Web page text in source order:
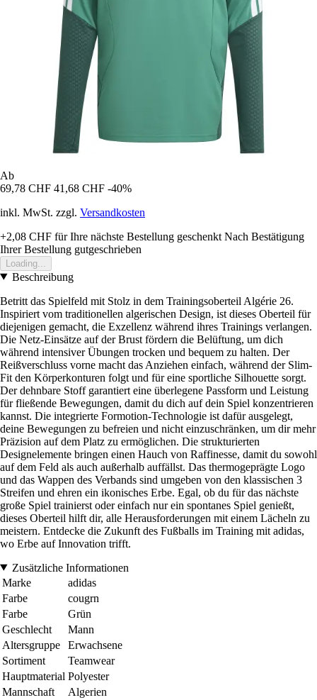
Ab
69,78 CHF 41,68 CHF -40%
inkl. MwSt. zzgl. Versandkosten
+2,08 CHF für Ihre nächste Bestellung geschenkt Nach Bestätigung
Ihrer Bestellung gutgeschrieben
Loading...
Beschreibung
Betritt das Spielfeld mit Stolz in dem Trainingsoberteil Algérie 26.
Inspiriert vom traditionellen algerischen Design, ist dieses Oberteil für
diejenigen gemacht, die Exzellenz während ihres Trainings verlangen.
Die Netz-Einsätze auf der Brust fördern die Belüftung, um dich
während intensiver Übungen trocken und bequem zu halten. Der
Reißverschluss vorne macht das Anziehen einfach, während der Slim-
Fit den Körperkonturen folgt und für eine sportliche Silhouette sorgt.
Der dehnbare Stoff garantiert eine überlegene Passform und Leistung
für fließende Bewegungen, damit du dich auf dein Spiel konzentrieren
kannst. Die integrierte Formotion-Technologie ist dafür ausgelegt,
deine Bewegungen zu befreien und nicht einzuschränken, um dir mehr
Präzision auf dem Platz zu ermöglichen. Die strukturierten
Designelemente bringen einen Hauch von Raffinesse, damit du sowohl
auf dem Feld als auch außerhalb auffällst. Das thermogeprägte Logo
und das Wappen des Verbands sind umgeben von den klassischen 3
Streifen und ehren ein ikonisches Erbe. Egal, ob du für das nächste
große Spiel trainierst oder einfach nur ein spontanes Spiel genießt,
dieses Oberteil hilft dir, alle Herausforderungen mit einem Lächeln zu
meistern. Entdecke die Zukunft des Fußballs im Training mit adidas,
wo Erbe auf Innovation trifft.
Zusätzliche Informationen
Marke
adidas
Farbe
cougrn
Farbe
Grün
Geschlecht
Mann
Altersgruppe
Erwachsene
Sortiment
Teamwear
Hauptmaterial Polyester
Mannschaft
Algerien